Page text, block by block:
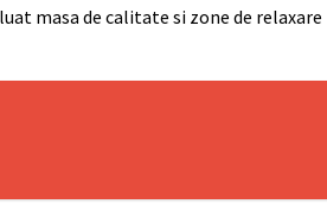
masa de calitate si zone de relaxare